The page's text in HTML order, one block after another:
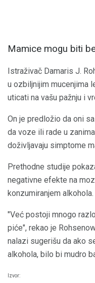
Mamice mogu biti
Istraživač Damaris J.
u ozbiljnijim mucenjima
uticati na vašu pažnju i
On je predložio da oni sa
da voze ili rade u
doživljavaju simptome
Prethodne studije
negativne efekte na
konzumiranjem alkohola.
"Već postoji mnogo
piće", rekao je
nalazi sugerišu da ako
alkohola, bilo bi mudro
Izvor: